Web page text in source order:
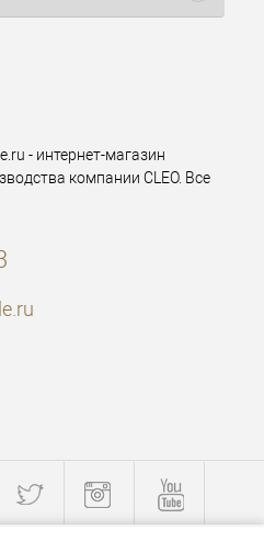
- интернет-магазин
компании CLEO. Все